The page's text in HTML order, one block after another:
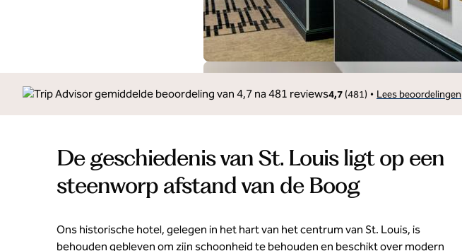
4,7 (481) • Lees beoordelingen
De geschiedenis van St. Louis ligt op een
steenworp afstand van de Boog
Ons historische hotel, gelegen in het hart van het centrum van St. Louis, is
behouden gebleven om zijn schoonheid te behouden en beschikt over modern